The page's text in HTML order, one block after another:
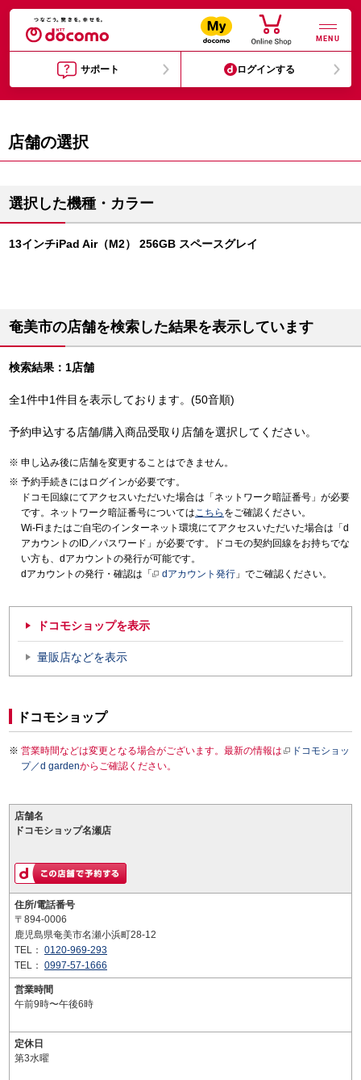
MENU
サポート ログインする
店舗の選択
選択した機種・カラー
13インチiPad Air（M2） 256GB スペースグレイ
奄美市の店舗を検索した結果を表示しています
検索結果：1店舗
全1件中1件目を表示しております。(50音順)
予約申込する店舗/購入商品受取り店舗を選択してください。
申し込み後に店舗を変更することはできません。
予約手続きにはログインが必要です。
ドコモ回線にてアクセスいただいた場合は「ネットワーク暗証番号」が必要
です。ネットワーク暗証番号についてはこちら をご確認ください。
Wi-Fiまたはご自宅のインターネット環境にてアクセスいただいた場合は「d
アカウントのID／パスワード」が必要です。ドコモの契約回線をお持ちでな
い方も、dアカウントの発行が可能です。
dアカウントの発行・確認は「
dアカウント発行 」でご確認ください。
ドコモショップを表示
量販店などを表示
ドコモショップ
営業時間などは変更となる場合がございます。最新の情報は
ドコモショッ
プ／d gardenからご確認ください。
店舗名
ドコモショップ名瀬店
住所/電話番号
〒894-0006
鹿児島県奄美市名瀬小浜町28-12
TEL： 0120-969-293
TEL： 0997-57-1666
営業時間
午前9時〜午後6時
定休日
第3水曜